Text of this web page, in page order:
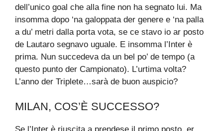
dell’unico goal che alla fine non ha segnato lui. Ma
insomma dopo ‘na galoppata der genere e ‘na palla
a du’ metri dalla porta vota, se ce stavo io ar posto
de Lautaro segnavo uguale. E insomma l’Inter è
prima. Nun succedeva da un bel po’ de tempo (a
questo punto der Campionato). L’urtima volta?
L’anno der Triplete…sarà de buon auspicio?
MILAN, COS’È SUCCESSO?